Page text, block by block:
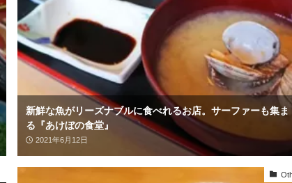
新鮮な魚がリーズナブルに食べれるお店。サーファーも集ま
る『あけぼの食堂』
2021年6月12日